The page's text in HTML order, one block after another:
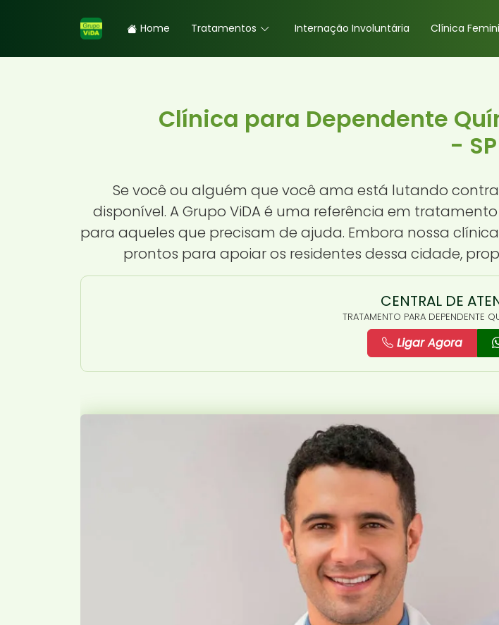
Home Tratamentos Internação Involuntária Clínica
Clínica para Dependente
- SP
Se você ou alguém que você ama está lutando
disponível. A Grupo ViDA é uma referência em
para aqueles que precisam de ajuda. Embora nossa
prontos para apoiar os residentes dessa cidade,
CENTRAL DE
TRATAMENTO PARA DEPENDENTE
Ligar Agora